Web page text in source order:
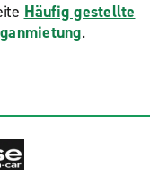
Häufig gestellte
.